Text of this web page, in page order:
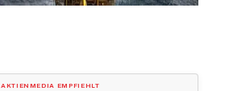
AKTIENMEDIA EMPFIEHLT